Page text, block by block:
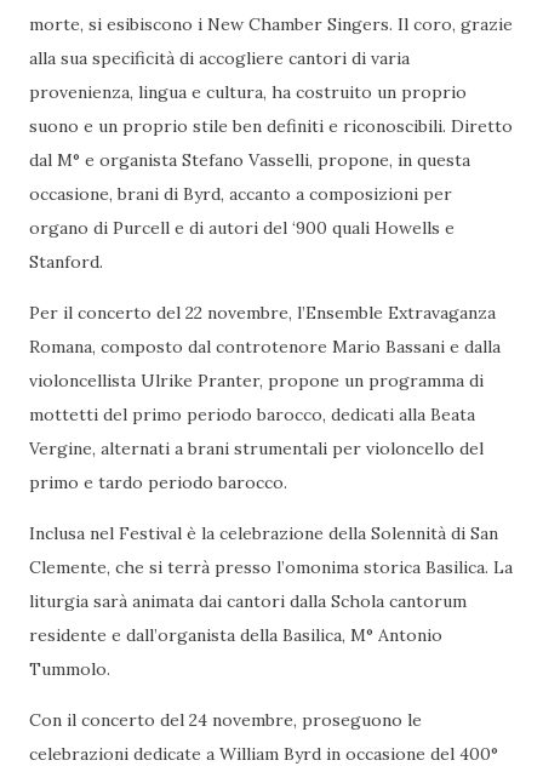
morte, si esibiscono i New Chamber Singers. Il coro, grazie
alla sua specificità di accogliere cantori di varia
provenienza, lingua e cultura, ha costruito un proprio
suono e un proprio stile ben definiti e riconoscibili. Diretto
dal M° e organista Stefano Vasselli, propone, in questa
occasione, brani di Byrd, accanto a composizioni per
organo di Purcell e di autori del ‘900 quali Howells e
Stanford.
Per il concerto del 22 novembre, l’Ensemble Extravaganza
Romana, composto dal controtenore Mario Bassani e dalla
violoncellista Ulrike Pranter, propone un programma di
mottetti del primo periodo barocco, dedicati alla Beata
Vergine, alternati a brani strumentali per violoncello del
primo e tardo periodo barocco.
Inclusa nel Festival è la celebrazione della Solennità di San
Clemente, che si terrà presso l’omonima storica Basilica. La
liturgia sarà animata dai cantori dalla Schola cantorum
residente e dall’organista della Basilica, M° Antonio
Tummolo.
Con il concerto del 24 novembre, proseguono le
celebrazioni dedicate a William Byrd in occasione del 400°